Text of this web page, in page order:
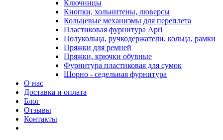
Ключницы
Кнопки, хольнитены, люверсы
Кольцевые механизмы для переплета
Пластиковая фурнитура Apri
Полукольца, ручкодержатели, кольца, рамки
Пряжки для ремней
Пряжки, крючки обувные
Фурнитура пластиковая для сумок
Шорно - седельная фурнитура
О нас
Доставка и оплата
Блог
Отзывы
Контакты